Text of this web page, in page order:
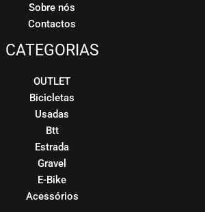
Sobre nós
Contactos
CATEGORIAS
OUTLET
Bicicletas
Usadas
Btt
Estrada
Gravel
E-Bike
Acessórios